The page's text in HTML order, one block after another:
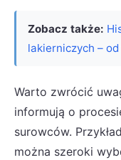
Zobacz także:
lakierniczych –
Warto zwrócić
informują o
surowców.
można szeroki